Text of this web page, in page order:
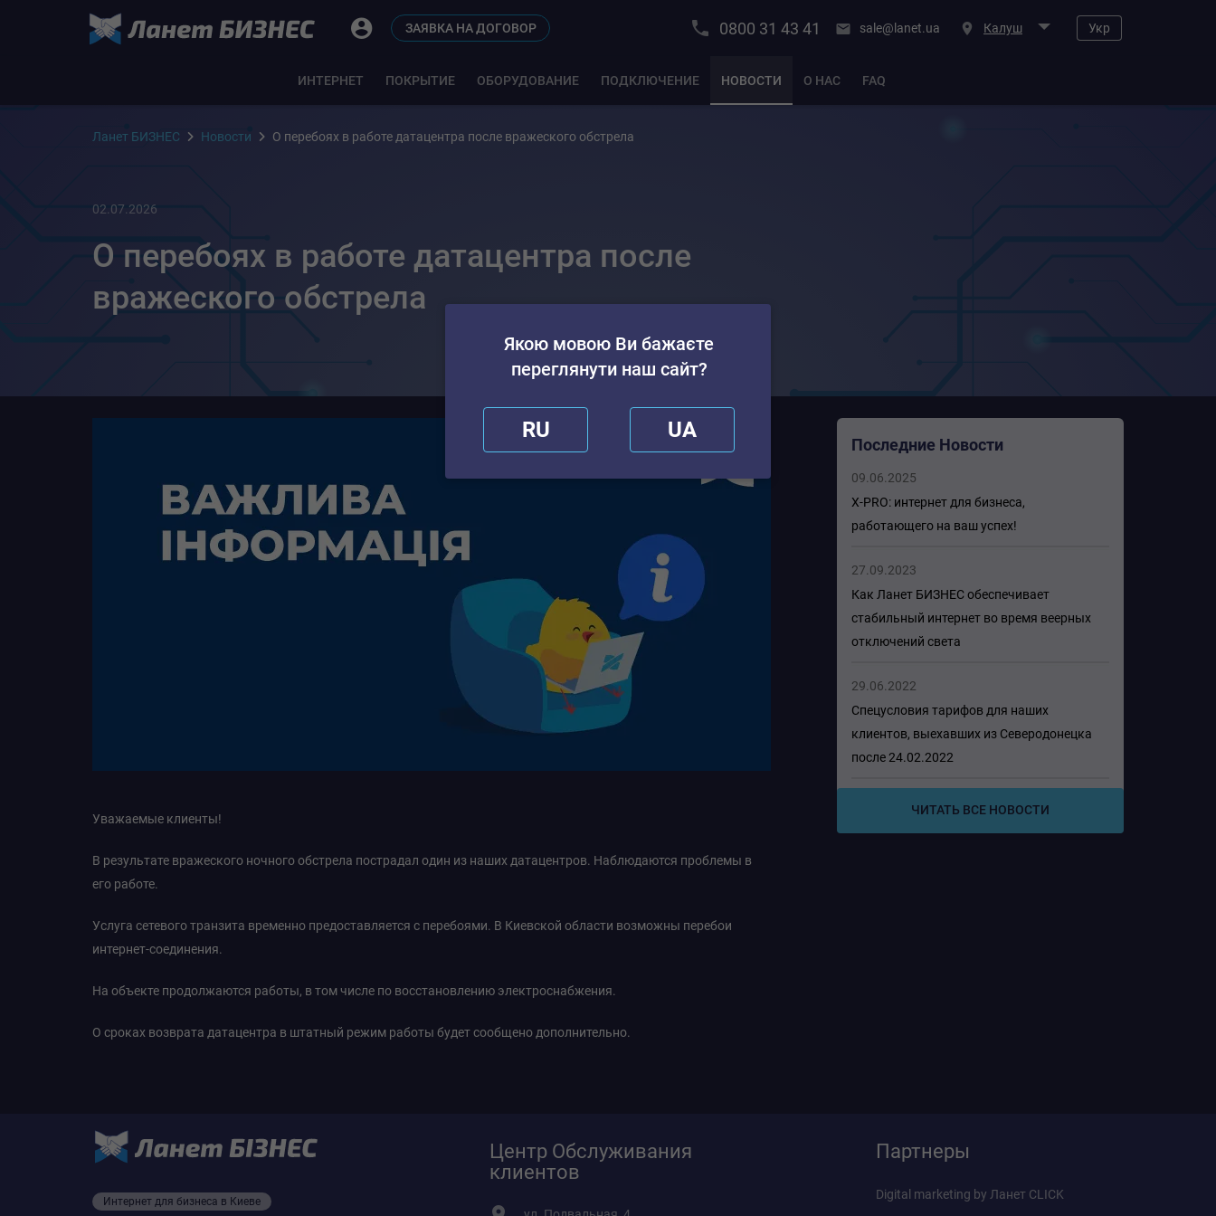
Якою мовою Ви бажаєте
переглянути наш сайт?
RU UA
ЗАЯВКА НА ДОГОВОР 0800 31 43 41 sale@lanet.ua Калуш Укр
ИНТЕРНЕТ ПОКРЫТИЕ ОБОРУДОВАНИЕ ПОДКЛЮЧЕНИЕ НОВОСТИ О НАС FAQ
Ланет БИЗНЕС Новости О перебоях в работе датацентра после вражеского обстрела
02.07.2026
О перебоях в работе датацентра после
вражеского обстрела
Уважаемые клиенты!
В результате вражеского ночного обстрела пострадал один из наших датацентров. Наблюдаются проблемы в
его работе.
Услуга сетевого транзита временно предоставляется с перебоями. В Киевской области возможны перебои
интернет-соединения.
На объекте продолжаются работы, в том числе по восстановлению электроснабжения.
О сроках возврата датацентра в штатный режим работы будет сообщено дополнительно.
Последние Новости
09.06.2025
X-PRO: интернет для бизнеса,
работающего на ваш успех!
27.09.2023
Как Ланет БИЗНЕС обеспечивает
стабильный интернет во время веерных
отключений света
29.06.2022
Спецусловия тарифов для наших
клиентов, выехавших из Северодонецка
после 24.02.2022
ЧИТАТЬ ВСЕ НОВОСТИ
Интернет для бизнеса в Киеве
Центр Обслуживания
клиентов
Партнеры
Digital marketing by Ланет CLICK